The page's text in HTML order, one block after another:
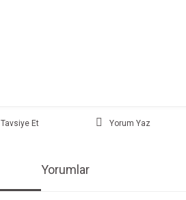
Tavsiye Et Yorum Yaz
Yorumlar